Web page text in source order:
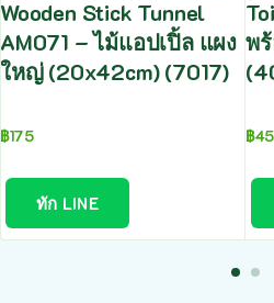
Wooden Stick Tunnel
AM071 – ไม้แอปเปิ้ล แผง
ใหญ่ (20x42cm) (7017)
฿175
ทัก LINE
พ
฿